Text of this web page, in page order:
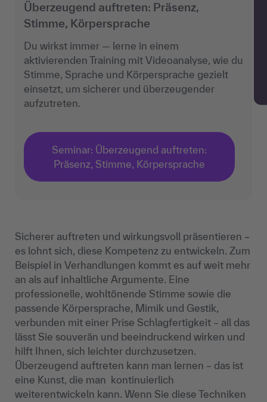
Überzeugend auftreten: Präsenz,
Stimme, Körpersprache
Du wirkst immer — lerne in einem
aktivierenden Training mit Videoanalyse, wie du
Stimme, Sprache und Körpersprache gezielt
einsetzt, um sicherer und überzeugender
aufzutreten.
Seminar: Überzeugend auftreten:
Präsenz, Stimme, Körpersprache
Sicherer auftreten und wirkungsvoll präsentieren –
es lohnt sich, diese Kompetenz zu entwickeln. Zum
Beispiel in Verhandlungen kommt es auf weit mehr
an als auf inhaltliche Argumente. Eine
professionelle, wohltönende Stimme sowie die
passende Körpersprache, Mimik und Gestik,
verbunden mit einer Prise Schlagfertigkeit – all das
lässt Sie souverän und beeindruckend wirken und
hilft Ihnen, sich leichter durchzusetzen.
Überzeugend auftreten kann man lernen – das ist
eine Kunst, die man kontinuierlich
weiterentwickeln kann. Wenn Sie diese Techniken